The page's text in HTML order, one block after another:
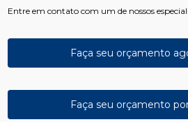
Entre em contato com um de nossos
Faça seu orçamento
Faça seu orçamento